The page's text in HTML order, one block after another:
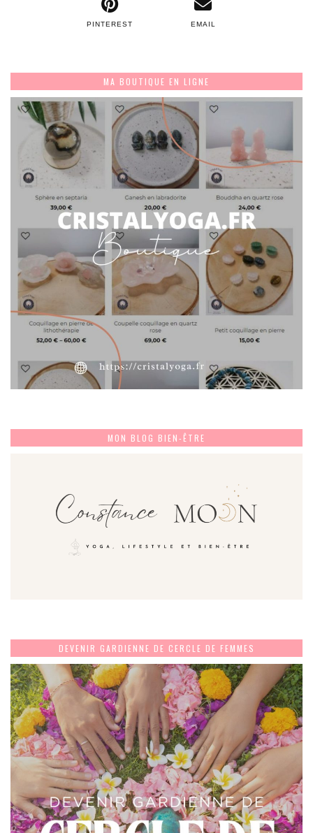
PINTEREST EMAIL
MA BOUTIQUE EN LIGNE
MON BLOG BIEN-ÊTRE
DEVENIR GARDIENNE DE CERCLE DE FEMMES